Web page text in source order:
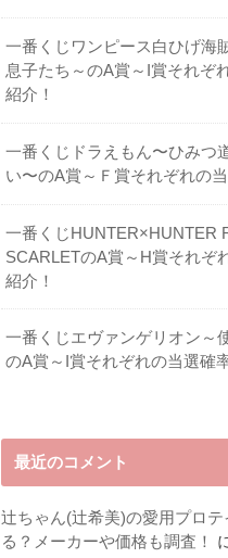
一番くじワンピース白ひげ海
息子たち～のA賞～I賞それぞ
紹介！
⼀番くじドラえもん〜ひみつ
い〜のA賞～Ｆ賞それぞれの
一番くじHUNTER×HUNTER
SCARLETのA賞～H賞それぞ
紹介！
一番くじエヴァンゲリオン～
のA賞～I賞それぞれの当選確
最近のコメント
辻ちゃん(辻希美)の愛用プロテ
る？メーカーや価格も調査！